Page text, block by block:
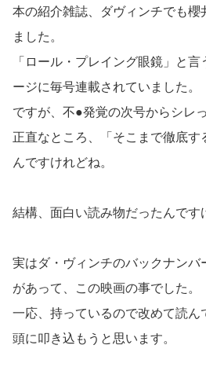
本の紹介雑誌、ダヴィンチでも櫻
ました。
「ロール・プレイング眼鏡」と
ージに毎号連載されていました。
ですが、不●発覚の次号からシレ
正直なところ、「そこまで徹底
んですけれどね。
結構、面白い読み物だったんです
実はダ・ヴィンチのバックナンバ
があって、この映画の事でした。
一応、持っているので改めて読ん
頭に叩き込もうと思います。